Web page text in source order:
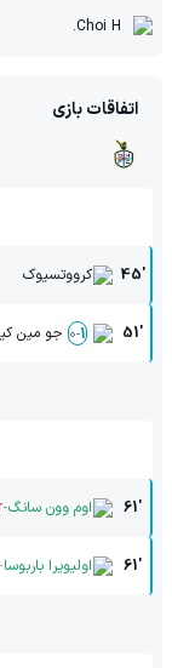
Choi H.
اتفاقات بازی
45' کرووتسیوک
51'
1
-
0 جو مین
61' اوم وون سانگ-
61' اولیویرا باربوسا-